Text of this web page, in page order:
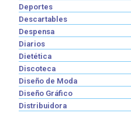
Deportes
Descartables
Despensa
Diarios
Dietética
Discoteca
Diseño de Moda
Diseño Gráfico
Distribuidora